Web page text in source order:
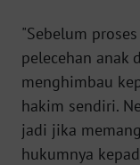
"Sebelum
pelecehan anak
menghimbau
hakim sendiri.
jadi jika
hukumnya
WN
PAPUA
WN
PAPUA
BARAT